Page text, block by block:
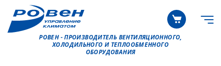
РОВЕН - ПРОИЗВОДИТЕЛЬ ВЕНТИЛЯЦИОННОГО,
ХОЛОДИЛЬНОГО И ТЕПЛООБМЕННОГО
ОБОРУДОВАНИЯ